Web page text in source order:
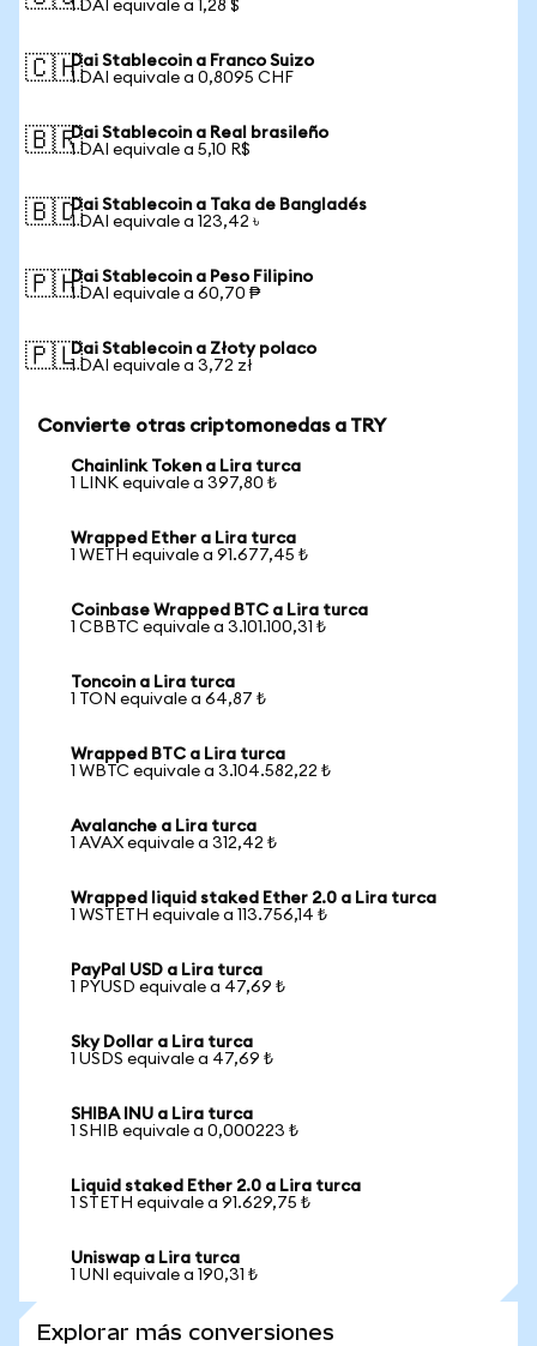
1 DAI equivale a 1,28 $
🇨🇭Dai Stablecoin a Franco Suizo
1 DAI equivale a 0,8095 CHF
🇧🇷Dai Stablecoin a Real brasileño
1 DAI equivale a 5,10 R$
🇧🇩Dai Stablecoin a Taka de Bangladés
1 DAI equivale a 123,42 ৳
🇵🇭Dai Stablecoin a Peso Filipino
1 DAI equivale a 60,70 ₱
🇵🇱Dai Stablecoin a Złoty polaco
1 DAI equivale a 3,72 zł
Convierte otras criptomonedas a TRY
Chainlink Token a Lira turca
1 LINK equivale a 397,80 ₺
Wrapped Ether a Lira turca
1 WETH equivale a 91.677,45 ₺
Coinbase Wrapped BTC a Lira turca
1 CBBTC equivale a 3.101.100,31 ₺
Toncoin a Lira turca
1 TON equivale a 64,87 ₺
Wrapped BTC a Lira turca
1 WBTC equivale a 3.104.582,22 ₺
Avalanche a Lira turca
1 AVAX equivale a 312,42 ₺
Wrapped liquid staked Ether 2.0 a Lira turca
1 WSTETH equivale a 113.756,14 ₺
PayPal USD a Lira turca
1 PYUSD equivale a 47,69 ₺
Sky Dollar a Lira turca
1 USDS equivale a 47,69 ₺
SHIBA INU a Lira turca
1 SHIB equivale a 0,000223 ₺
Liquid staked Ether 2.0 a Lira turca
1 STETH equivale a 91.629,75 ₺
Uniswap a Lira turca
1 UNI equivale a 190,31 ₺
Explorar más conversiones